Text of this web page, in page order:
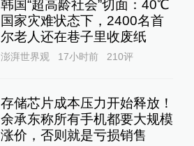
韩国“超高龄社会”切面：40℃
国家灾难状态下，2400名首
尔老人还在巷子里收废纸
澎湃世界观 17小时前 210评
存储芯片成本压力开始释放！
余承东称所有手机都要大规模
涨价，否则就是亏损销售